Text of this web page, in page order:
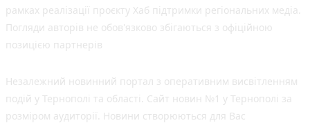
рамках реалізації проєкту Хаб підтримки регіональних медіа.
Погляди авторів не обов'язково збігаються з офіційною
позицією партнерів
Незалежний новинний портал з оперативним висвітленням
подій у Тернополі та області. Сайт новин №1 у Тернополі за
розміром аудиторії. Новини створюються для Вас